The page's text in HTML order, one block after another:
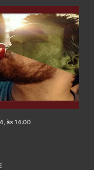
às 14:00